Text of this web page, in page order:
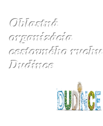
Oblastná
organizácia
cestovného ruchu
Dudince